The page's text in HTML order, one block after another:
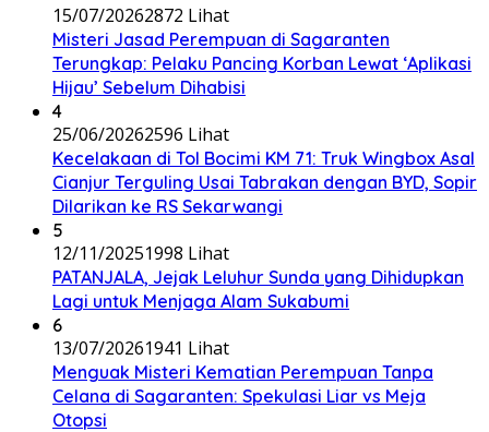
15/07/20262872 Lihat
Misteri Jasad Perempuan di Sagaranten
Terungkap: Pelaku Pancing Korban Lewat ‘Aplikasi
Hijau’ Sebelum Dihabisi
4
25/06/20262596 Lihat
Kecelakaan di Tol Bocimi KM 71: Truk Wingbox Asal
Cianjur Terguling Usai Tabrakan dengan BYD, Sopir
Dilarikan ke RS Sekarwangi
5
12/11/20251998 Lihat
PATANJALA, Jejak Leluhur Sunda yang Dihidupkan
Lagi untuk Menjaga Alam Sukabumi
6
13/07/20261941 Lihat
Menguak Misteri Kematian Perempuan Tanpa
Celana di Sagaranten: Spekulasi Liar vs Meja
Otopsi